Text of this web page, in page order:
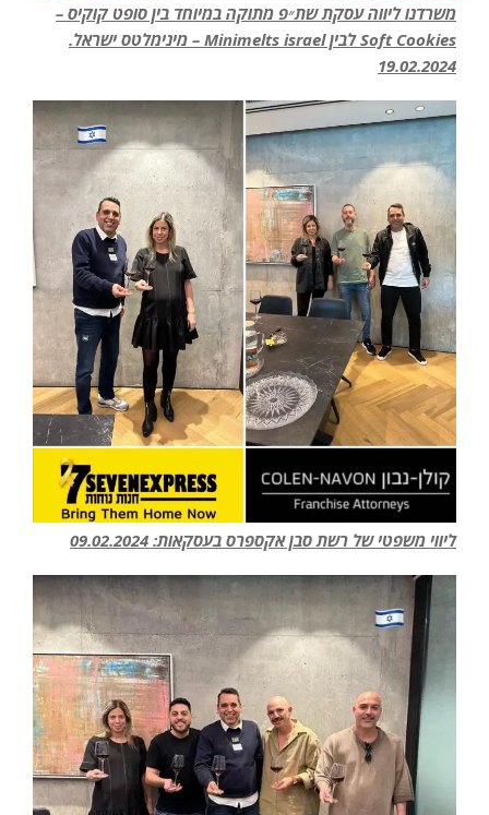
משרדנו ליווה עסקת שת״פ מתוקה במיוחד בין סופט קוקיס –
Soft Cookies לבין Minimelts israel – מינימלטס ישראל.
19.02.2024
ליווי משפטי של רשת סבן אקספרס בעסקאות: 09.02.2024